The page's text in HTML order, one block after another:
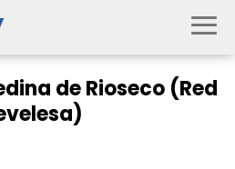
de Rioseco (Red